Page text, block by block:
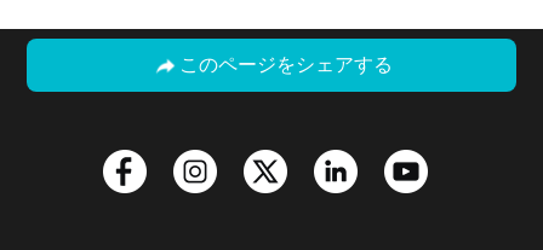
このページをシェアする